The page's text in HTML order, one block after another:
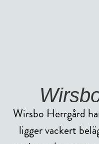
Wirsbo Herrgård
ligger vackert